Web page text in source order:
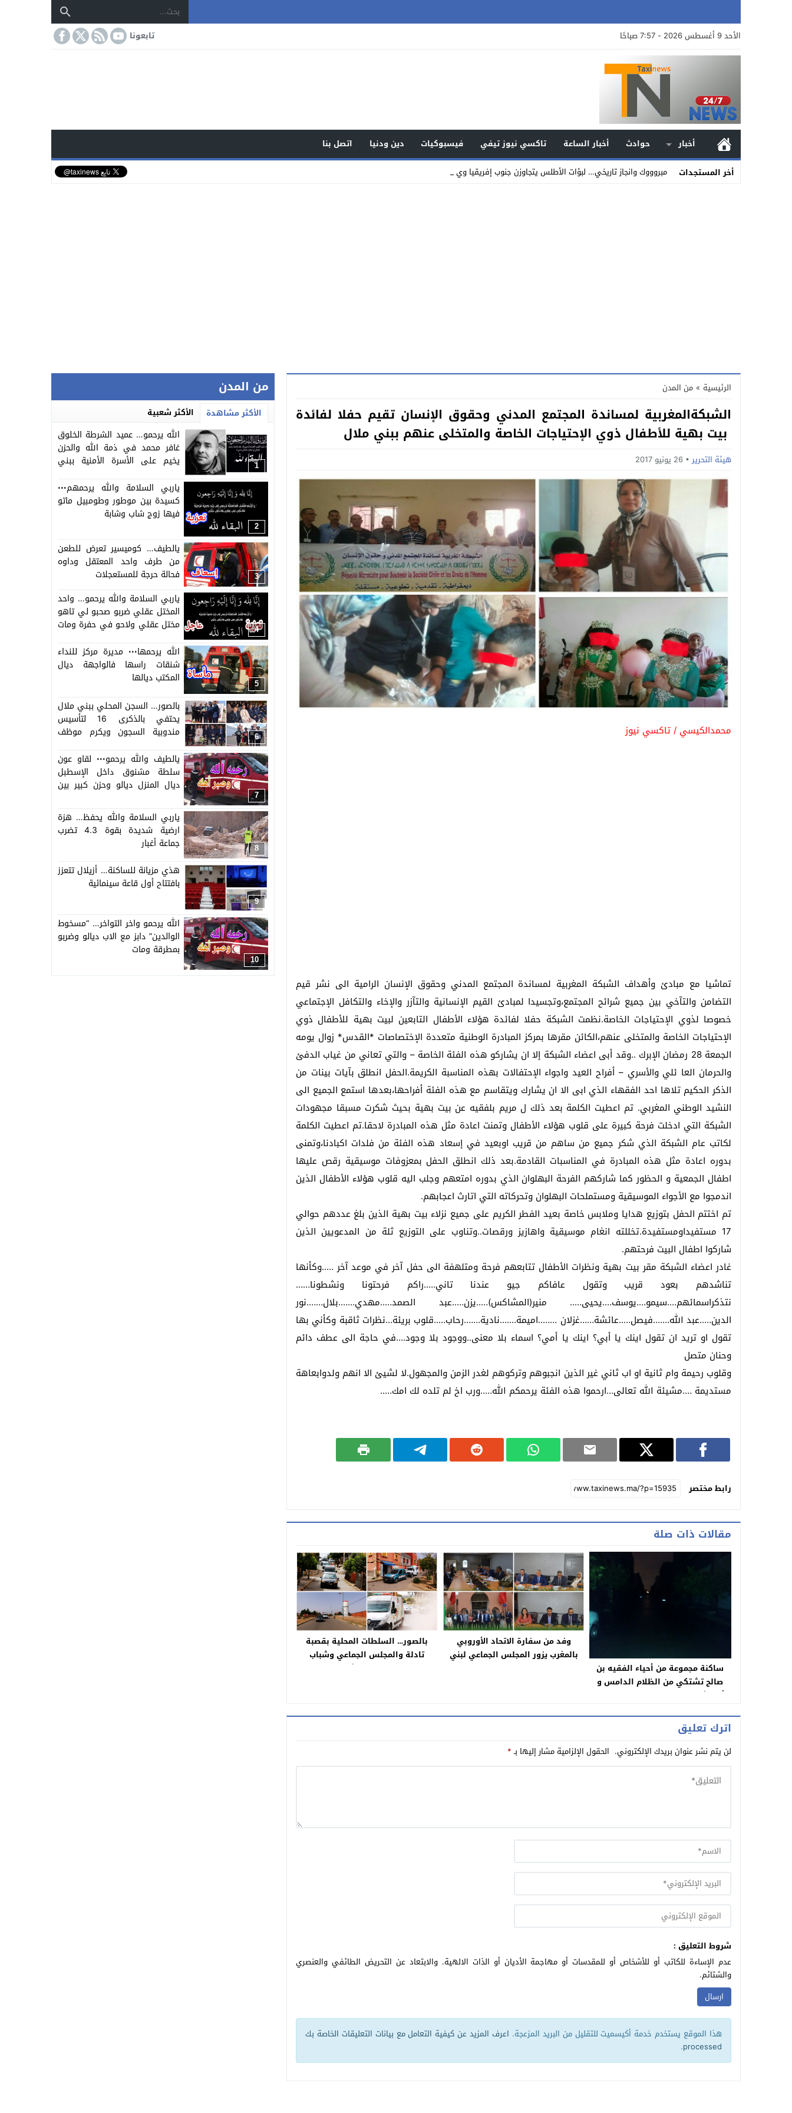
الأحد 9 أغسطس 2026 - 7:57 صباحًا تابعونا
أخبار حوادث أخبار الساعة تاكسي نيوز تيفي فيسبوكيات دين ودنيا
اتصل بنا
أخر المستجدات
مبروووك وانجاز تاريخي… لبؤات الأطلس يتجاوزن جنوب إفريقيا ويواصلن كتابة ال _
الرئيسية » من المدن
الشبكةالمغربية لمساندة المجتمع المدني وحقوق الإنسان تقيم حفلا لفائدة
بيت بهية للأطفال ذوي الإحتياجات الخاصة والمتخلى عنهم ببني ملال
هيئة التحرير 26 يونيو 2017
محمدالكيسي / تاكسي نيوز
تماشيا مع مبادئ وأهداف الشبكة المغربية لمساندة المجتمع المدني وحقوق الإنسان الرامية الى نشر قيم
التضامن والتآخي بين جميع شرائح المجتمع،وتجسيدا لمبادئ القيم الإنسانية والتآزر والإخاء والتكافل الإجتماعي
خصوصا لذوي الإحتياجات الخاصة.نظمت الشبكة حفلا لفائدة هؤلاء الأطفال التابعين لبيت بهية للأطفال ذوي
الإحتياجات الخاصة والمتخلى عنهم،الكائن مقرها بمركز المبادرة الوطنية متعددة الإختصاصات *القدس* زوال يومه
الجمعة 28 رمضان الإبرك ..وقد أبى اعضاء الشبكة إلا ان يشاركو هذه الفئة الخاصة – والتي تعاني من غياب الدفئ
والحرمان العا ئلي والأسري – أفراح العيد واجواء الإحتفالات بهذه المناسبة الكريمة.الحفل انطلق بآيات بينات من
الذكر الحكيم تلاها احد الفقهاء الذي ابى الا ان يشارك ويتقاسم مع هذه الفئة أفراحها،بعدها استمع الجميع الى
النشيد الوطني المغربي. تم اعطيت الكلمة بعد ذلك ل مريم بلفقيه عن بيت بهية بحيث شكرت مسبقا مجهودات
الشبكة التي ادخلت فرحة كبيرة على قلوب هؤلاء الأطفال وتمنت اعادة مثل هذه المبادرة لاحقا.تم اعطيت الكلمة
لكاتب عام الشبكة الذي شكر جميع من ساهم من قريب اوبعيد في إسعاد هذه الفئة من فلدات اكبادنا،وتمنى
بدوره اعادة مثل هذه المبادرة في المناسبات القادمة.بعد ذلك انطلق الحفل بمعزوفات موسيقية رقص عليها
اطفال الجمعية و الحظور كما شاركهم الفرحة البهلوان الذي بدوره امتعهم وجلب اليه قلوب هؤلاء الأطفال الذين
اندمجوا مع الأجواء الموسيقية ومستملحات البهلوان وتحركاته التي اتارث اعجابهم.
تم اختتم الحفل بتوزيع هدايا وملابس خاصة بعيد الفطر الكريم على جميع نزلاء بيت بهية الذين بلغ عددهم حوالي
17 مستفيداومستفيدة.تخللته انغام موسيقية واهازيز ورقصات..وتناوب على التوزيع ثلة من المدعويين الذين
شاركوا اطفال البيت فرحتهم.
غادر اعضاء الشبكة مقر بيت بهية ونظرات الأطفال تتابعهم فرحة ومتلهفة الى حفل آخر في موعد آخر …..وكأنها
تناشدهم بعود قريب وتقول عافاكم جيو عندنا تاني…..راكم فرحتونا ونشطونا……
نتذكراسمائهم….سيمو….يوسف….يحيى….. منير(المشاكس)…..يزن…..عبد الصمد…..مهدي…….بلال…….نور
الدين…..عبد الله…….فيصل…..عائشة……غزلان ……..اميمة…….نادية…….رحاب…..قلوب بريئة…نظرات ثاقبة وكأني بها
تقول او تريد ان تقول اينك يا أبي؟ اينك يا أمي؟ اسماء بلا معنى..ووجود بلا وجود….في حاجة الى عطف دائم
وحنان متصل
وقلوب رحيمة وام ثانية او اب ثاني غير الذين انجبوهم وتركوهم لغدر الزمن والمجهول.لا لشيئ الا انهم ولدوابعاهة
مستديمة ….مشيئة الله تعالى…ارحموا هذه الفئة يرحمكم الله…..ورب اخ لم تلده لك امك…..
رابط مختصر
مقالات ذات صلة
ساكنة مجموعة من أحياء الفقيه بن
صالح تشتكي من الظلام الدامس و
تأخر اشتغال الإنارة العمومية وتطالب
وفد من سفارة الاتحاد الأوروبي
بالمغرب يزور المجلس الجماعي لبني
بالصور… السلطات المحلية بقصبة
تادلة والمجلس الجماعي وشباب
متطوعون يجوبون الشوراع والازقة
اترك تعليق
لن يتم نشر عنوان بريدك الإلكتروني. الحقول الإلزامية مشار إليها بـ*
شروط التعليق :
عدم الإساءة للكاتب أو للأشخاص أو للمقدسات أو مهاجمة الأديان أو الذات الالهية. والابتعاد عن التحريض الطائفي والعنصري
والشتائم.
هذا الموقع يستخدم خدمة أكيسميت للتقليل من البريد المزعجة. اعرف المزيد عن كيفية التعامل مع بيانات التعليقات الخاصة بك
processed
.
من المدن
الأكثر مشاهدة الأكثر شعبية
1
الله يرحمو… عميد الشرطة الخلوق
غافر محمد في ذمة الله والحزن
يخيم على الأسرة الأمنية ببني
2
ياربي السلامة والله يرحمهم٠٠٠
كسيدة بين موطور وطومبيل ماتو
فيها زوج شاب وشابة
3
يالطيف… كوميسير تعرض للطعن
من طرف واحد المعتقل وداوه
فحالة حرجة للمستعجلات
4
ياربي السلامة والله يرحمو… واحد
المختل عقلي ضربو صحبو لي تاهو
مختل عقلي ولاحو في حفرة ومات
حصرية=
5
الله يرحمها٠٠٠ مديرة مركز للنداء
شنقات راسها فالواجهة ديال
المكتب ديالها
6
بالصور… السجن المحلي ببني ملال
يحتفي بالذكرى 16 لتأسيس
مندوبية السجون ويكرم موظف
بمجهودات الموظفين والموظفات
بالسجن
7
يالطيف والله يرحمو٠٠٠ لقاو عون
سلطة مشنوق داخل الإسطبل
ديال المنزل ديالو وحزن كبير بين
8
ياربي السلامة والله يحفظ… هزة
ارضية شديدة بقوة 4.3 تضرب
جماعة أغبار
9
هذي مزيانة للساكنة… أزيلال تتعزز
بافتتاح أول قاعة سينمائية
10
الله يرحمو واخر التواخر… “مسخوط
الوالدين” دابز مع الاب ديالو وضربو
بمطرقة ومات